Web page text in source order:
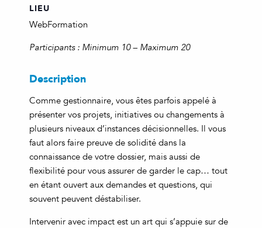
LIEU
WebFormation
Participants : Minimum 10 – Maximum 20
Description
Comme gestionnaire, vous êtes parfois appelé à
présenter vos projets, initiatives ou changements à
plusieurs niveaux d’instances décisionnelles. Il vous
faut alors faire preuve de solidité dans la
connaissance de votre dossier, mais aussi de
flexibilité pour vous assurer de garder le cap… tout
en étant ouvert aux demandes et questions, qui
souvent peuvent déstabiliser.
Intervenir avec impact est un art qui s’appuie sur de